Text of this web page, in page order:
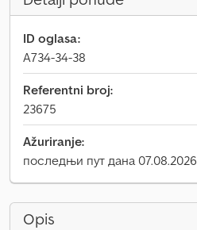
ID oglasa:
A734-34-38
Referentni broj:
23675
Ažuriranje:
последњи пут дана 07.08.2026
Opis